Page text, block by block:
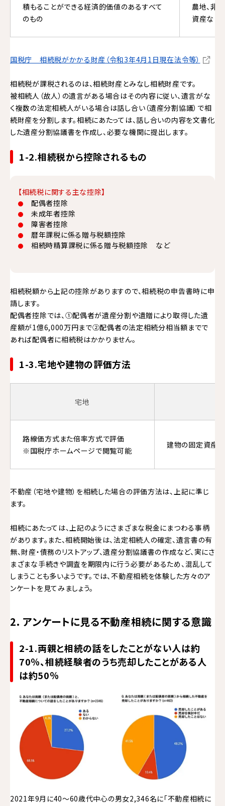
積もることができる経済的価値のあるすべて
のもの
農地、非
資産など
国税庁 相続税がかかる財産（令和3年4月1日現在法令等）
相続税が課税されるのは、相続財産とみなし相続財産です。
被相続人（故人）の遺言がある場合はその内容に従い、遺言がな
く複数の法定相続人がいる場合は話し合い（遺産分割協議）で相
続財産を分割します。相続にあたっては、話し合いの内容を文書化
した遺産分割協議書を作成し、必要な機関に提出します。
1-2.相続税から控除されるもの
【相続税に関する主な控除】
配偶者控除
未成年者控除
障害者控除
暦年課税に係る贈与税額控除
相続時精算課税に係る贈与税額控除 など
相続税額から上記の控除がありますので、相続税の申告書時に申
請します。
配偶者控除では、①配偶者が遺産分割や遺贈により取得した遺
産額が1億6,000万円まで②配偶者の法定相続分相当額までで
あれば配偶者に相続税はかかりません。
1-3.宅地や建物の評価方法
宅地
路線価方式また倍率方式で評価
※国税庁ホームページで閲覧可能
建物の固定資産
不動産（宅地や建物）を相続した場合の評価方法は、上記に準じ
ます。
相続にあたっては、上記のようにさまざまな税金にまつわる事柄
があります。また、相続開始後は、法定相続人の確定、遺言書の有
無、財産・債務のリストアップ、遺産分割協議書の作成など、実にさ
まざまな手続きや調査を期限内に行う必要があるため、混乱して
しまうことも多いようです。では、不動産相続を体験した方々のア
ンケートを見てみましょう。
2. アンケートに見る不動産相続に関する意識
2-1.両親と相続の話をしたことがない人は約
70％、相続経験者のうち売却したことがある人
は約50％
2021年9月に40〜60歳代中心の男女2,346名に「不動産相続に